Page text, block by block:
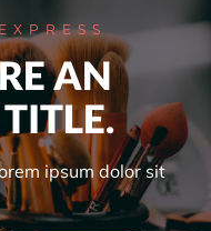
X P R E S S
AN
ipsum dolor sit